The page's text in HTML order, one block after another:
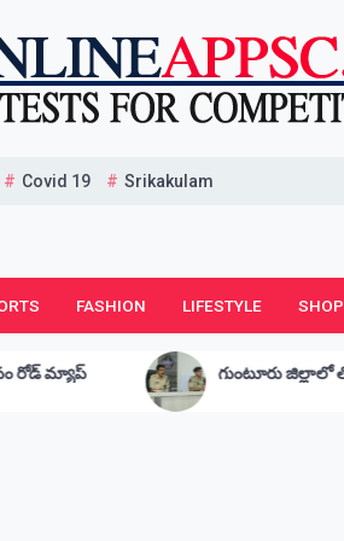
Covid 19 Srikakulam
FASHION LIFESTYLE SHOP
గుంటూరు జిల్లాలో తొలి పిడీ యాక్ట్ కేసు నమోదు